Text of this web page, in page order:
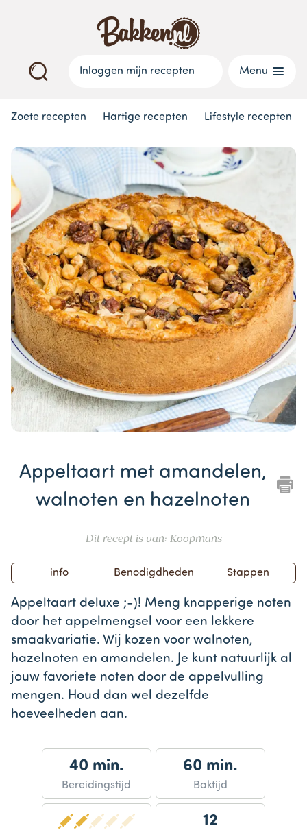
Inloggen mijn recepten Menu
Zoete recepten Hartige recepten Lifestyle recepten
Appeltaart met amandelen,
walnoten en hazelnoten
Dit recept is van: Koopmans
info Benodigdheden Stappen
Appeltaart deluxe ;-)! Meng knapperige noten
door het appelmengsel voor een lekkere
smaakvariatie. Wij kozen voor walnoten,
hazelnoten en amandelen. Je kunt natuurlijk al
jouw favoriete noten door de appelvulling
mengen. Houd dan wel dezelfde
hoeveelheden aan.
40 min.
Bereidingstijd
60 min.
Baktijd
12